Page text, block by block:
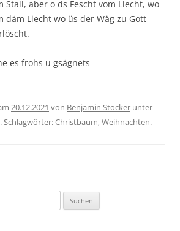
Stall, aber o ds Fescht vom Liecht, wo
däm Liecht wo üs der Wäg zu Gott
es frohs u gsägnets
20.12.2021 von Benjamin Stocker unter
Christbaum,Weihnachten.